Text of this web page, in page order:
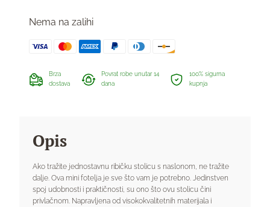
Nema na zalihi
Brza
dostava
Povrat robe unutar 14
dana
100% sigurna
kupnja
Opis
Ako tražite jednostavnu ribičku stolicu s naslonom, ne tražite
dalje. Ova mini fotelja je sve što vam je potrebno. Jedinstven
spoj udobnosti i praktičnosti, su ono što ovu stolicu čini
privlačnom. Napravljena od visokokvalitetnih materijala i